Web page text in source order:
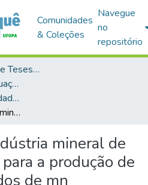
Comunidades
& Coleções
Navegue
no
repositório
Biblioteca Digital de Teses e Dissertações (BDTD)
Programa de Pós-Graduação em Sociedade, Ambiente e Qualidade de Vida (PPGSAQ)
Dissertações em Sociedade, Ambiente e Qualidade de Vida (Mestrado)
Os rejeitos da indústria mineral de mn da amazônia para a produção de materiais de óxidos de mn importância tecnológica
mineral de
a produção de
de mn